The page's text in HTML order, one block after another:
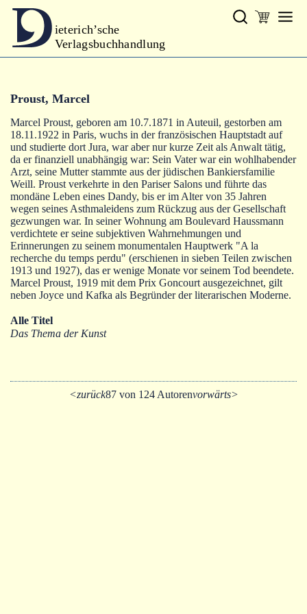
ieterich’sche
Verlagsbuchhandlung
Gesamtprogramm
Autoren
Warenkorb
Proust, Marcel
Marcel Proust, geboren am 10.7.1871 in Auteuil, gestorben am
18.11.1922 in Paris, wuchs in der französischen Hauptstadt auf
und studierte dort Jura, war aber nur kurze Zeit als Anwalt tätig,
da er finanziell unabhängig war: Sein Vater war ein wohlhabender
Arzt, seine Mutter stammte aus der jüdischen Bankiersfamilie
Weill. Proust verkehrte in den Pariser Salons und führte das
mondäne Leben eines Dandy, bis er im Alter von 35 Jahren
wegen seines Asthmaleidens zum Rückzug aus der Gesellschaft
gezwungen war. In seiner Wohnung am Boulevard Haussmann
verdichtete er seine subjektiven Wahrnehmungen und
Erinnerungen zu seinem monumentalen Hauptwerk "A la
recherche du temps perdu" (erschienen in sieben Teilen zwischen
1913 und 1927), das er wenige Monate vor seinem Tod beendete.
Marcel Proust, 1919 mit dem Prix Goncourt ausgezeichnet, gilt
neben Joyce und Kafka als Begründer der literarischen Moderne.
Alle Titel
Das Thema der Kunst
<zurück87 von 124 Autorenvorwärts>